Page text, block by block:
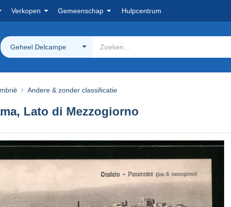
Verkopen Gemeenschap Hulpcentrum
Geheel Delcampe
Andere & zonder classificatie
Lato di Mezzogiorno